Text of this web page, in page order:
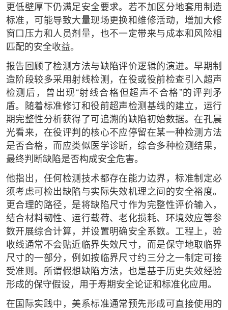
更低壁厚下仍满足安全要求。若不加区分地套用制造
标准，可能导致大量现场更换和维修活动，增加大修
窗口压力和人员剂量，也不一定带来与成本和风险相
匹配的安全收益。
报告回顾了检测方法与缺陷评价逻辑的演进。早期制
造阶段较多采用射线检测，在役或役前检查引入超声
检测后，曾出现“射线合格但超声不合格”的评判矛
盾。随着标准修订和役前超声检测基线的建立，运行
期完整性分析获得了可追溯的缺陷初始数据。在孔晨
光看来，在役评判的核心不应停留在某一种检测方法
是否合格，而应类似医学诊断，综合多种检测结果，
最终判断缺陷是否构成安全危害。
他指出，任何检测技术都存在能力边界，标准制定必
须考虑可检出缺陷与实际失效机理之间的安全裕度。
更合理的路径，是将缺陷尺寸作为完整性评价输入，
结合材料韧性、运行载荷、老化损耗、环境效应等参
数开展综合计算，并设置明确安全系数。工程上，验
收线通常不会贴近临界失效尺寸，而是保守地取临界
尺寸的一部分，例如按临界尺寸约三分之一制定可接
受准则。所谓假想缺陷方法，也是基于历史失效经验
形成的保守假设，用于寿期安全论证和标准化应用。
在国际实践中，美系标准通常预先形成可直接使用的